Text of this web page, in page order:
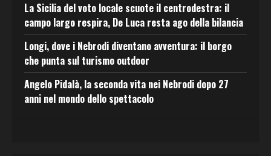
La Sicilia del voto locale scuote il centrodestra: il
campo largo respira, De Luca resta ago della bilancia
Longi, dove i Nebrodi diventano avventura: il borgo
che punta sul turismo outdoor
Angelo Pidalà, la seconda vita nei Nebrodi dopo 27
anni nel mondo dello spettacolo